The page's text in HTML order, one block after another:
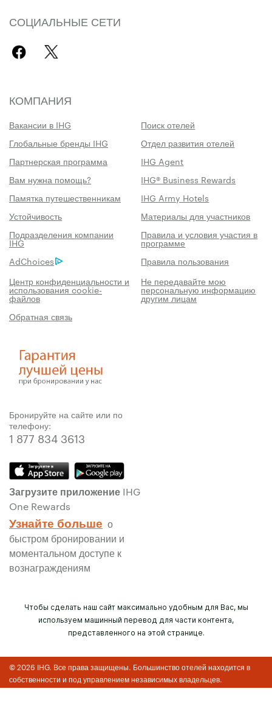
СОЦИАЛЬНЫЕ СЕТИ
КОМПАНИЯ
Вакансии в IHG
Поиск отелей
Глобальные бренды IHG
Отдел развития отелей
Партнерская программа
IHG Agent
Вам нужна помощь?
IHG® Business Rewards
Памятка путешественникам
IHG Army Hotels
Устойчивость
Материалы для участников
Подразделения компании
IHG
Правила и условия участия в
программе
AdChoices
Правила пользования
Центр конфиденциальности и
использования cookie-
файлов
Не передавайте мою
персональную информацию
другим лицам
Обратная связь
Бронируйте на сайте или по
телефону:
1 877 834 3613
Загрузите приложение IHG
One Rewards
Узнайте больше о
быстром бронировании и
моментальном доступе к
вознаграждениям
Чтобы сделать наш сайт максимально удобным для Вас, мы
используем машинный перевод для части контента,
представленного на этой странице.
© 2026 IHG. Все права защищены. Большинство отелей находится в
собственности и под управлением независимых владельцев.